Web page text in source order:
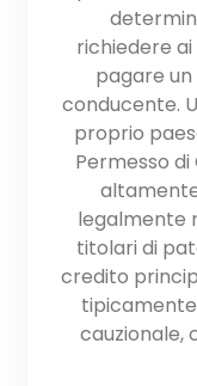
richiedere
pagare
conducente.
proprio
Permesso
legalmente
titolari di
credito
cauzionale,